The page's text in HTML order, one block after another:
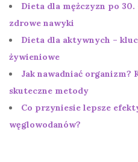
Dieta dla mężczyzn po 30.
zdrowe nawyki
Dieta dla aktywnych –
żywieniowe
Jak nawadniać organizm?
skuteczne metody
Co przyniesie lepsze
węglowodanów?